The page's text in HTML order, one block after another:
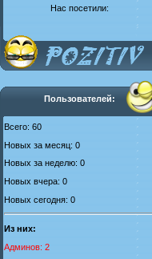
Нас посетили:
Пользователей:
Всего: 60
Новых за месяц: 0
Новых за неделю: 0
Новых вчера: 0
Новых сегодня: 0
Из них:
Админов: 2